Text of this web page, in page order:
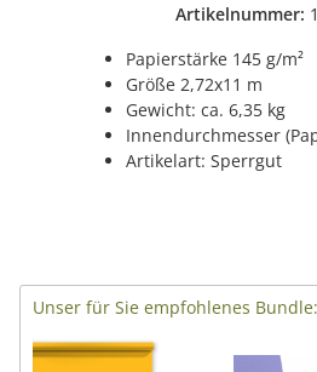
Artikelnummer:
Papierstärke 145 g/m²
Größe 2,72x11 m
Gewicht: ca. 6,35 kg
Innendurchmesser
Artikelart: Sperrgut
Unser für Sie empfohlenes Bundle: